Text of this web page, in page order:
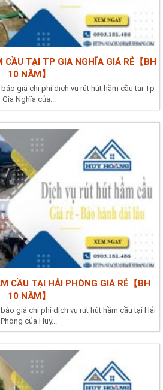
CẦU TẠI TP GIA NGHĨA GIÁ RẺ【BH
10 NĂM】
giá chi phí dịch vụ rút hút hầm cầu tại Tp
Gia Nghĩa của...
CẦU TẠI HẢI PHÒNG GIÁ RẺ【BH
10 NĂM】
giá chi phí dịch vụ rút hút hầm cầu tại Hải
Phòng của Huy...